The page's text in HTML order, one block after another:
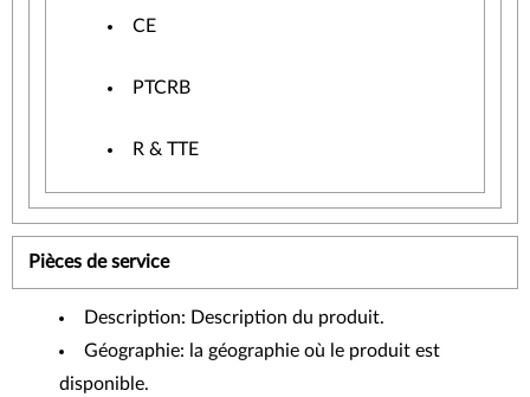
CE
PTCRB
R & TTE
Pièces de service
Description: Description du produit.
Géographie: la géographie où le produit est
disponible.